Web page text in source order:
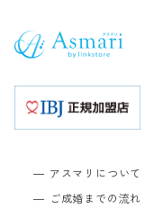
アスマリについて
ご成婚までの流れ